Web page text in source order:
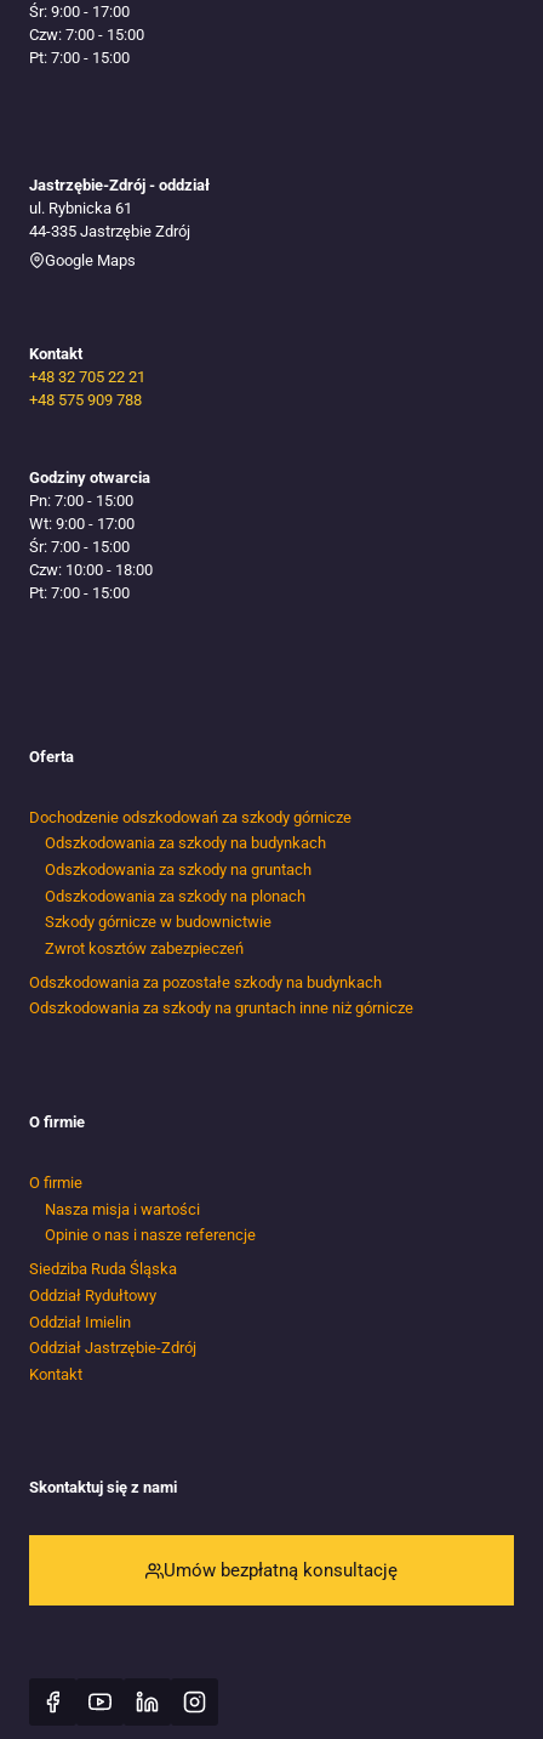
Śr: 9:00 - 17:00
Czw: 7:00 - 15:00
Pt: 7:00 - 15:00
Jastrzębie-Zdrój - oddział
ul. Rybnicka 61
44-335 Jastrzębie Zdrój
Google Maps
Kontakt
+48 32 705 22 21
+48 575 909 788
Godziny otwarcia
Pn: 7:00 - 15:00
Wt: 9:00 - 17:00
Śr: 7:00 - 15:00
Czw: 10:00 - 18:00
Pt: 7:00 - 15:00
Oferta
Dochodzenie odszkodowań za szkody górnicze
Odszkodowania za szkody na budynkach
Odszkodowania za szkody na gruntach
Odszkodowania za szkody na plonach
Szkody górnicze w budownictwie
Zwrot kosztów zabezpieczeń
Odszkodowania za pozostałe szkody na budynkach
Odszkodowania za szkody na gruntach inne niż górnicze
O firmie
O firmie
Nasza misja i wartości
Opinie o nas i nasze referencje
Siedziba Ruda Śląska
Oddział Rydułtowy
Oddział Imielin
Oddział Jastrzębie-Zdrój
Kontakt
Skontaktuj się z nami
Umów bezpłatną konsultację